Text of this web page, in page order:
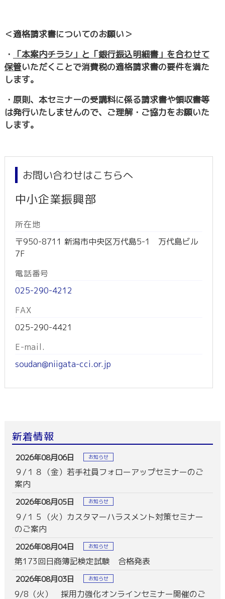
＜適格請求書についてのお願い＞
・
「本案内チラシ」と「銀行振込明細書」を合わせて
保管いただくことで消費税の適格請求書の要件を満た
します。
・原則、本セミナーの受講料に係る請求書や領収書等
は発行いたしませんので、ご理解・ご協力をお願いた
します。
お問い合わせはこちらへ
中小企業振興部
所在地
〒950-8711 新潟市中央区万代島5-1 万代島ビル
7F
電話番号
025-290-4212
FAX
025-290-4421
E-mail.
soudan@niigata-cci.or.jp
新着情報
2026年08月06日 お知らせ
９/１８（金）若手社員フォローアップセミナーのご
案内
2026年08月05日 お知らせ
９/１５（火）カスタマーハラスメント対策セミナー
のご案内
2026年08月04日 お知らせ
第173回日商簿記検定試験 合格発表
2026年08月03日 お知らせ
9/8（火） 採用力強化オンラインセミナー開催のご